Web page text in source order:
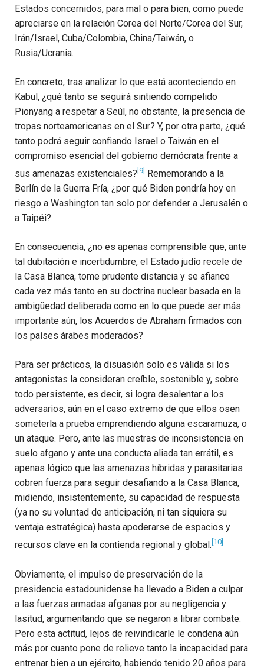
Estados concernidos, para mal o para bien, como puede
apreciarse en la relación Corea del Norte/Corea del Sur,
Irán/Israel, Cuba/Colombia, China/Taiwán, o
Rusia/Ucrania.
En concreto, tras analizar lo que está aconteciendo en
Kabul, ¿qué tanto se seguirá sintiendo compelido
Pionyang a respetar a Seúl, no obstante, la presencia de
tropas norteamericanas en el Sur? Y, por otra parte, ¿qué
tanto podrá seguir confiando Israel o Taiwán en el
compromiso esencial del gobierno demócrata frente a
sus amenazas existenciales? [9]
Rememorando a la
Berlín de la Guerra Fría, ¿por qué Biden pondría hoy en
riesgo a Washington tan solo por defender a Jerusalén o
a Taipéi?
En consecuencia, ¿no es apenas comprensible que, ante
tal dubitación e incertidumbre, el Estado judío recele de
la Casa Blanca, tome prudente distancia y se afiance
cada vez más tanto en su doctrina nuclear basada en la
ambigüedad deliberada como en lo que puede ser más
importante aún, los Acuerdos de Abraham firmados con
los países árabes moderados?
Para ser prácticos, la disuasión solo es válida si los
antagonistas la consideran creíble, sostenible y, sobre
todo persistente, es decir, si logra desalentar a los
adversarios, aún en el caso extremo de que ellos osen
someterla a prueba emprendiendo alguna escaramuza, o
un ataque. Pero, ante las muestras de inconsistencia en
suelo afgano y ante una conducta aliada tan errátil, es
apenas lógico que las amenazas híbridas y parasitarias
cobren fuerza para seguir desafiando a la Casa Blanca,
midiendo, insistentemente, su capacidad de respuesta
(ya no su voluntad de anticipación, ni tan siquiera su
ventaja estratégica) hasta apoderarse de espacios y
recursos clave en la contienda regional y global. [10]
Obviamente, el impulso de preservación de la
presidencia estadounidense ha llevado a Biden a culpar
a las fuerzas armadas afganas por su negligencia y
lasitud, argumentando que se negaron a librar combate.
Pero esta actitud, lejos de reivindicarle le condena aún
más por cuanto pone de relieve tanto la incapacidad para
entrenar bien a un ejército, habiendo tenido 20 años para